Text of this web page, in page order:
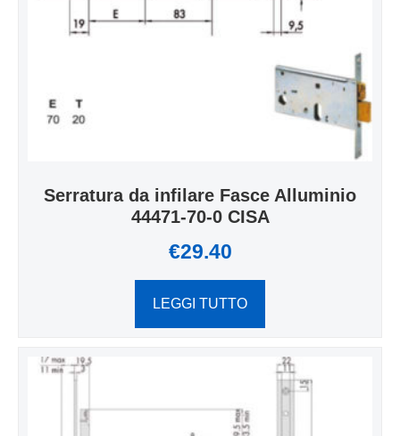
Serratura da infilare Fasce Alluminio
44471-70-0 CISA
€29.40
LEGGI TUTTO